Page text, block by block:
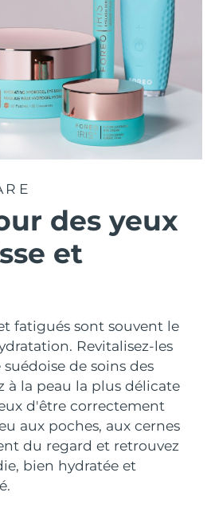
des yeux
et
fatigués sont souvent le
Revitalisez-les
de soins des
à la peau la plus délicate
d'être correctement
aux poches, aux cernes
du regard et retrouvez
bien hydratée et